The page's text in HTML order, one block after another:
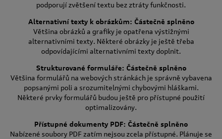
podporují zvětšení textu bez ztráty funkčnosti.
Alternativní texty k obrázkům: Částečně splněno
Většina obrázků a grafiky je opatřena výstižnými
alternativními texty. Některé obrázky je ještě třeba
odpovídajícími alternativními texty doplnit.
Strukturované formuláře: Částečně splněno
Většina formulářů na webových stránkách je správně vybavena
popsanými poli a srozumitelnými chybovými hláškami.
Některé prvky formulářů budou ještě pro přístupné použití
optimalizovány.
Přístupné dokumenty PDF: Částečně splněno
Nabízené soubory PDF zatím nejsou zcela přístupné. Plánuje se